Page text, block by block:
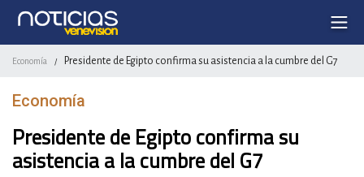
Economía / Presidente de Egipto confirma su asistencia a la cumbre del G7
Economía
Presidente de Egipto confirma su
asistencia a la cumbre del G7